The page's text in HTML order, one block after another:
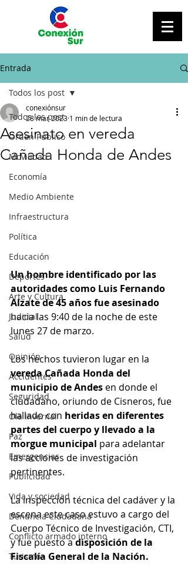
Entrada
Todos los post
Orden Público
Movilidad
Economía
Medio Ambiente
Infraestructura
Política
Educación
Deportes
Arte y Cultura
Judicial
Salud
Opinión
Accidentes
Seguridad
Ola Invernal
Paz
Emergencias
Publicidad
Vida y sociedad
Denuncia Ciudadana
Conflicto armado interno
Turismo
Todos los post
Asesinato en vereda
Cañada Honda de Andes
conexiónsur
28 mar 2023 1 min de lectura
Un hombre identificado por las
autoridades como Luis Fernando
Alzate de 45 años fue asesinado
hacia las 9:40 de la noche de este
lunes 27 de marzo.
Los hechos tuvieron lugar en la
vereda Cañada Honda del
municipio de Andes en donde el
ciudadano, oriundo de Cisneros, fue
hallado con heridas en diferentes
partes del cuerpo y llevado a la
morgue municipal para adelantar
las acciones de investigación
pertinentes.
La inspección técnica del cadáver y la
escena este caso estuvo a cargo del
Cuerpo Técnico de Investigación, CTI,
y fue puesto a disposición de la
Fiscalía General de la Nación.